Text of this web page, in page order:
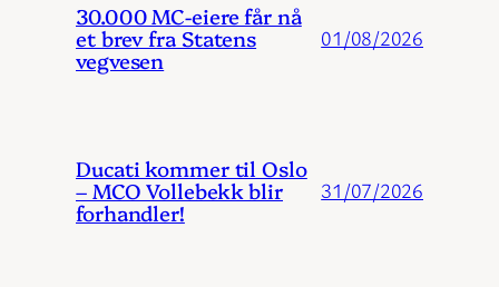
30.000 MC-eiere får nå
et brev fra Statens
vegvesen
01/08/2026
Ducati kommer til Oslo
– MCO Vollebekk blir
forhandler!
31/07/2026